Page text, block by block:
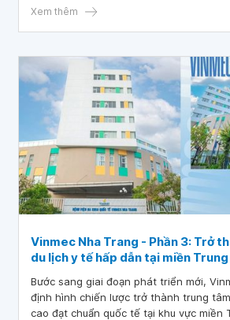
Xem thêm
Vinmec Nha Trang - Phần 3: Trở
du lịch y tế hấp dẫn tại miền Trung
Bước sang giai đoạn phát triển mới,
định hình chiến lược trở thành trung
cao đạt chuẩn quốc tế tại khu vực miền